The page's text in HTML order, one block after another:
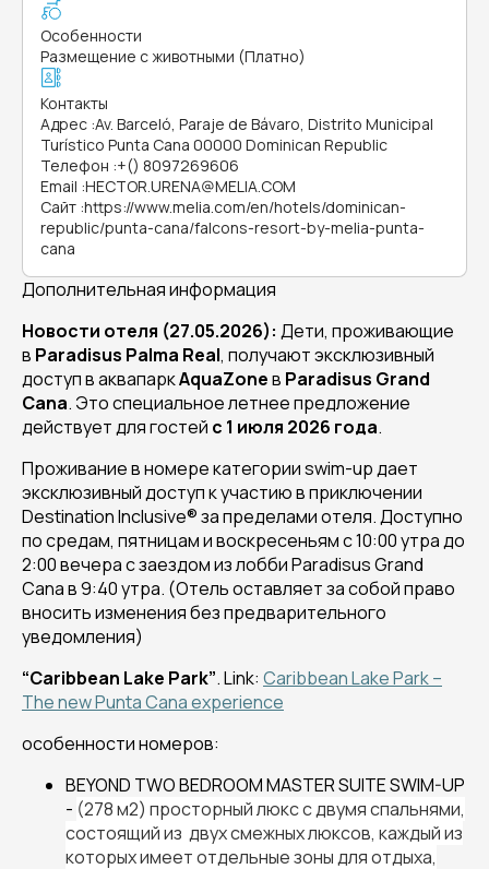
Особенности
Размещение с животными (Платно)
Контакты
Адрес :Av. Barceló, Paraje de Bávaro, Distrito Municipal
Turístico Punta Cana 00000 Dominican Republic
Телефон :+() 8097269606
Email :HECTOR.URENA@MELIA.COM
Сайт :https://www.melia.com/en/hotels/dominican-
republic/punta-cana/falcons-resort-by-melia-punta-
cana
Дополнительная информация
Новости отеля (27.05.2026): Дети, проживающие
в Paradisus Palma Real, получают эксклюзивный
доступ в аквапаркAquaZoneв Paradisus Grand
Cana. Это специальное летнее предложение
действует для гостей с 1 июля 2026 года.
Проживание в номере категории swim-up дает
эксклюзивный доступ к участию в приключении
Destination Inclusive® за пределами отеля. Доступно
по средам, пятницам и воскресеньям с 10:00 утра до
2:00 вечера с заездом из лобби Paradisus Grand
Cana в 9:40 утра. (Отель оставляет за собой право
вносить изменения без предварительного
уведомления)
“Caribbean Lake Park”. Link: Caribbean Lake Park –
The new Punta Cana experience
особенности номеров:
BEYOND TWO BEDROOM MASTER SUITE SWIM-UP
- (278 м2) просторный люкс с двумя спальнями,
состоящий из двух смежных люксов, каждый из
которых имеет отдельные зоны для отдыха,